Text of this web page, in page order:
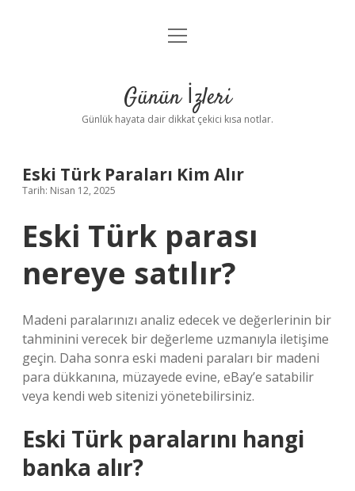
Anasayfa
Yasal Uyarı
menüyü
Günün İzleri
Günlük hayata dair dikkat çekici kısa notlar.
Eski Türk Paraları Kim Alır
Tarih: Nisan 12, 2025
Eski Türk parası
nereye satılır?
Madeni paralarınızı analiz edecek ve değerlerinin bir
tahminini verecek bir değerleme uzmanıyla iletişime
geçin. Daha sonra eski madeni paraları bir madeni
para dükkanına, müzayede evine, eBay’e satabilir
veya kendi web sitenizi yönetebilirsiniz.
Eski Türk paralarını hangi
banka alır?